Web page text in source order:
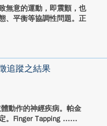
無意的運動，即震顫，也
、平衡等協調性問題。正
追蹤之結果
動作的神經疾病。帕金
。Finger Tapping ...